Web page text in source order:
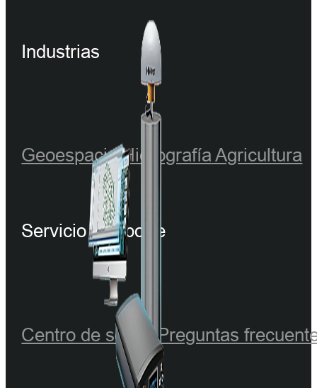
Industrias
GeoespacialHidrografíaAgricultura
Servicio y soporte
Centro de sociosPreguntas